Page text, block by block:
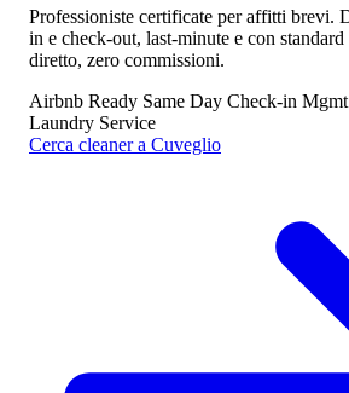
Professioniste certificate per affitti brevi.
in e check-out, last-minute e con
diretto, zero commissioni.
Airbnb Ready Same Day Check-in Mgmt
Laundry Service
Cerca cleaner a Cuveglio